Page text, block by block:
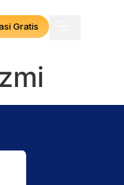
Gratis